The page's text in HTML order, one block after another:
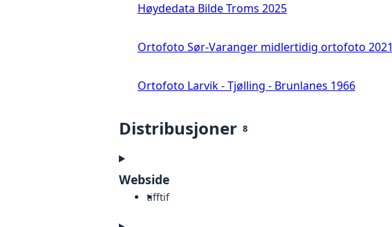
Høydedata Bilde Troms 2025
Ortofoto Sør-Varanger midlertidig ortofoto 2021
Ortofoto Larvik - Tjølling - Brunlanes 1966
Distribusjoner 8
Webside
tifftif